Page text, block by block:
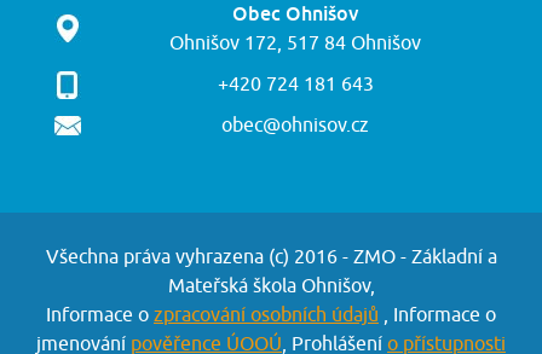
Obec Ohnišov
Ohnišov 172, 517 84 Ohnišov
+420 724 181 643
obec@ohnisov.cz
Všechna práva vyhrazena (c) 2016 - ZMO - Základní a
Mateřská škola Ohnišov,
Informace o zpracování osobních údajů , Informace o
jmenování pověřence ÚOOÚ, Prohlášení o přístupnosti